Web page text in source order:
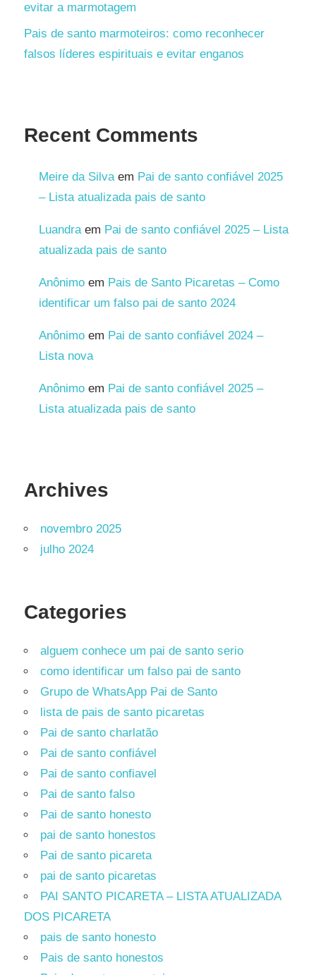
evitar a marmotagem
Pais de santo marmoteiros: como reconhecer
falsos líderes espirituais e evitar enganos
Recent Comments
Meire da Silvaem Pai de santo confiável 2025
– Lista atualizada pais de santo
Luandraem Pai de santo confiável 2025 – Lista
atualizada pais de santo
Anônimo em Pais de Santo Picaretas – Como
identificar um falso pai de santo 2024
Anônimo em Pai de santo confiável 2024 –
Lista nova
Anônimo em Pai de santo confiável 2025 –
Lista atualizada pais de santo
Archives
novembro 2025
julho 2024
Categories
alguem conhece um pai de santo serio
como identificar um falso pai de santo
Grupo de WhatsApp Pai de Santo
lista de pais de santo picaretas
Pai de santo charlatão
Pai de santo confiável
Pai de santo confiavel
Pai de santo falso
Pai de santo honesto
pai de santo honestos
Pai de santo picareta
pai de santo picaretas
PAI SANTO PICARETA – LISTA ATUALIZADA
DOS PICARETA
pais de santo honesto
Pais de santo honestos